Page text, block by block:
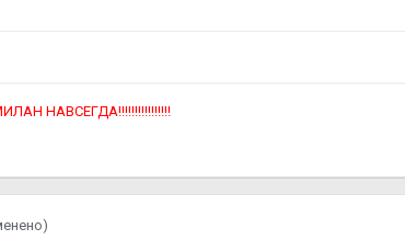
НАВСЕГДА!!!!!!!!!!!!!!!!